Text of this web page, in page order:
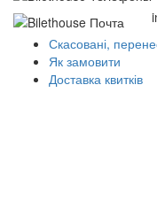
Скасовані,
Як замовити
Доставка квитків